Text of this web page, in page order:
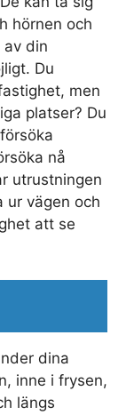
hörnen och
din
Du
men
platser? Du
nå
utrustningen
ur vägen och
att se
dina
inne i frysen,
längs